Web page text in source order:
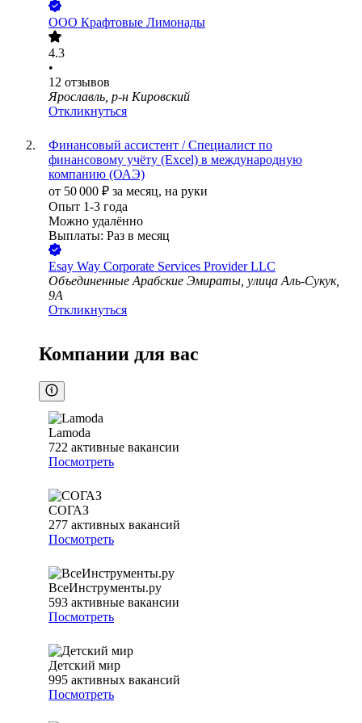
ООО Крафтовые Лимонады
4.3
•
12 отзывов
Ярославль, р-н Кировский
Откликнуться
Финансовый ассистент / Специалист по
финансовому учёту (Excel) в международную
компанию (ОАЭ)
от 50 000 ₽ за месяц, на руки
Опыт 1-3 года
Можно удалённо
Выплаты: Раз в месяц
Esay Way Corporate Services Provider LLC
Объединенные Арабские Эмираты, улица Аль-Сукук,
9A
Откликнуться
Компании для вас
Lamoda
722 активные вакансии
Посмотреть
СОГАЗ
277 активных вакансий
Посмотреть
ВсеИнструменты.ру
593 активные вакансии
Посмотреть
Детский мир
995 активных вакансий
Посмотреть